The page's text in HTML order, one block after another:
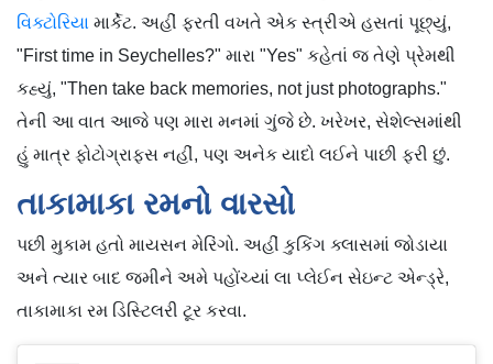
વિક્ટોરિયા માર્કેટ. અહીં ફરતી વખતે એક સ્ત્રીએ હસતાં પૂછ્યું,
"First time in Seychelles?" મારા "Yes" કહેતાં જ તેણે પ્રેમથી
કહ્યું, "Then take back memories, not just photographs."
તેની આ વાત આજે પણ મારા મનમાં ગુંજે છે. ખરેખર, સેશેલ્સમાંથી
હું માત્ર ફોટોગ્રાફ્સ નહીં, પણ અનેક યાદો લઈને પાછી ફરી છું.
તાકામાકા રમનો વારસો
પછી મુકામ હતો માયસન મેરિંગો. અહીં કુકિંગ ક્લાસમાં જોડાયા
અને ત્યાર બાદ જમીને અમે પહોંચ્યાં લા પ્લેઈન સેઇન્ટ એન્ડ્રે,
તાકામાકા રમ ડિસ્ટિલરી ટૂર કરવા.